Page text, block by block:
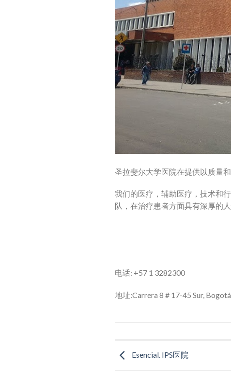
圣拉斐尔大学医院在提供以质量
我们的医疗，辅助医疗，技术和
队，在治疗患者方面具有深厚的
电话: +57 1 3282300
地址:Carrera 8 # 17-45 Sur,
Esencial. IPS医院